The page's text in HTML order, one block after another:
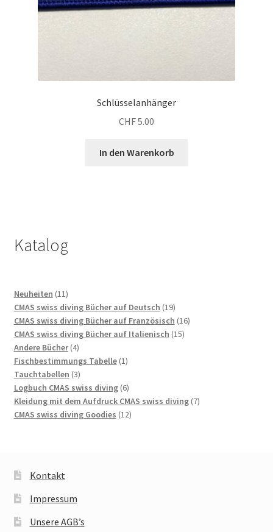
Schlüsselanhänger
CHF5.00
In den Warenkorb
Katalog
Neuheiten 1111
Produkte
CMAS swiss diving Bücher auf Deutsch 1919
Produkte
CMAS swiss diving Bücher auf Französisch 1616
CMAS swiss diving Bücher auf Italienisch 1515
Andere Bücher 44
Produkte
Fischbestimmungs Tabelle 11
Tauchtabellen 33
Produkte
Logbuch CMAS swiss diving 66
Produkte
Kleidung mit dem Aufdruck CMAS swiss diving 77
CMAS swiss diving Goodies 1212
Kontakt
Impressum
Unsere AGB’s